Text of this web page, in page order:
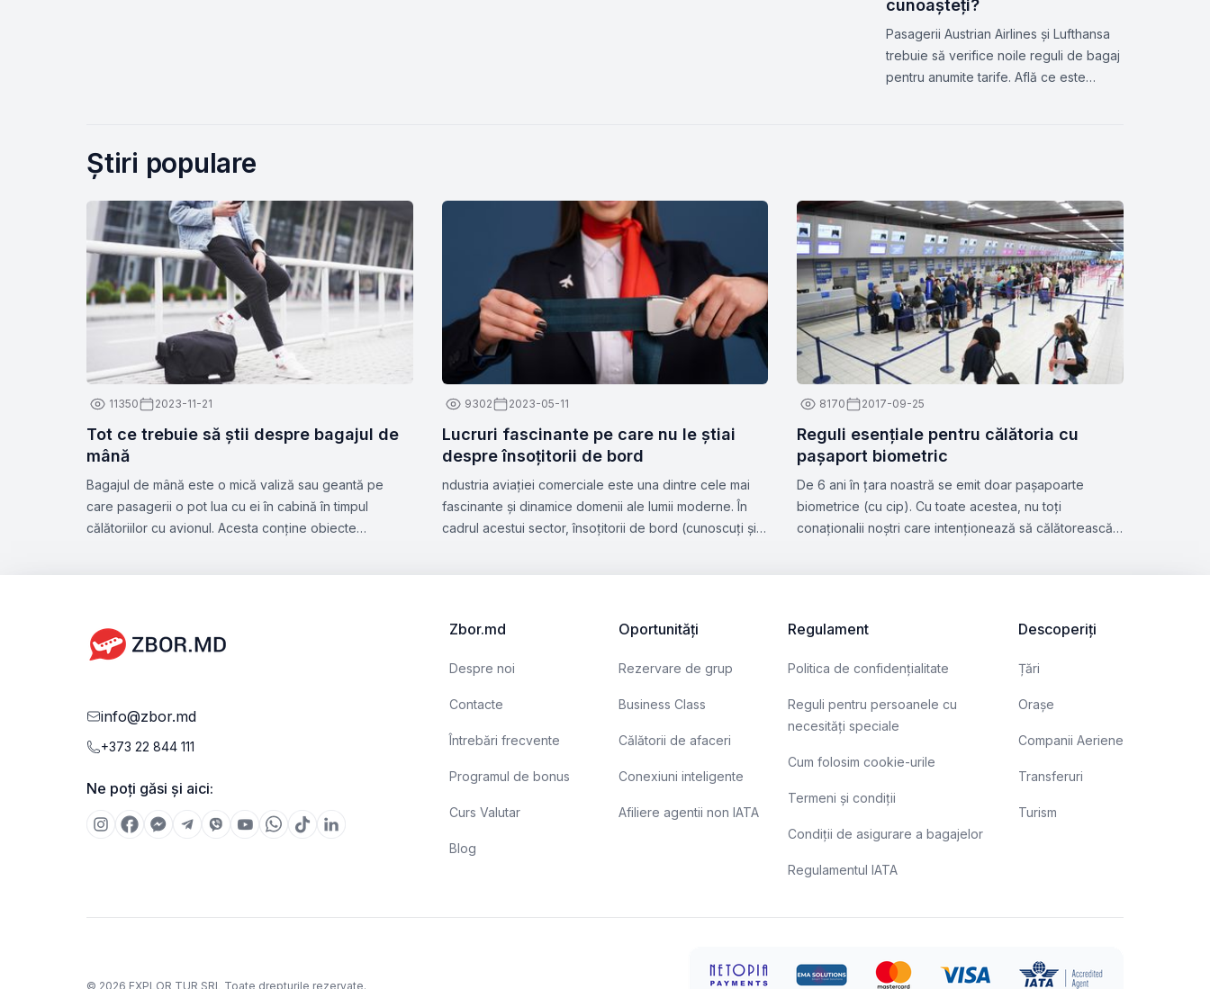
cunoașteți?
Pasagerii Austrian Airlines și Lufthansa
trebuie să verifice noile reguli de bagaj
pentru anumite tarife. Află ce este
Știri populare
11350 2023-11-21
Tot ce trebuie să știi despre bagajul de
mână
Bagajul de mână este o mică valiză sau geantă pe
care pasagerii o pot lua cu ei în cabină în timpul
călătoriilor cu avionul. Acesta conține obiecte
funcție de compania aeriană.
9302 2023-05-11
Lucruri fascinante pe care nu le știai
despre însoțitorii de bord
ndustria aviației comerciale este una dintre cele mai
fascinante și dinamice domenii ale lumii moderne. În
cadrul acestui sector, însoțitorii de bord (cunoscuți și
8170 2017-09-25
Reguli esențiale pentru călătoria cu
pașaport biometric
De 6 ani în țara noastră se emit doar pașapoarte
biometrice (cu cip). Cu toate acestea, nu toți
conaționalii noștri care intenționează să călătorească
document.
info@zbor.md
+373 22 844 111
Ne poți găsi și aici:
Zbor.md
Despre noi
Contacte
Întrebări frecvente
Programul de bonus
Curs Valutar
Blog
Oportunități
Rezervare de grup
Business Class
Călătorii de afaceri
Conexiuni inteligente
Afiliere agentii non IATA
Regulament
Politica de confidențialitate
Reguli pentru persoanele cu
necesități speciale
Cum folosim cookie-urile
Termeni și condiții
Condiții de asigurare a bagajelor
Regulamentul IATA
Descoperiți
Țări
Orașe
Companii Aeriene
Transferuri
Turism
© 2026 EXPLOR TUR SRL Toate drepturile rezervate.